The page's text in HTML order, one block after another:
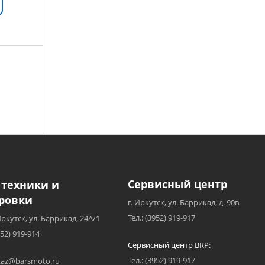
и
ул. Баррикад, 24А/1
919-914
Сервисный центр
г. Иркутск, ул. Баррикад, д. 90в.
Тел.: (3952) 919-917
Сервисный центр BRP:
Тел.: (3952) 919-917